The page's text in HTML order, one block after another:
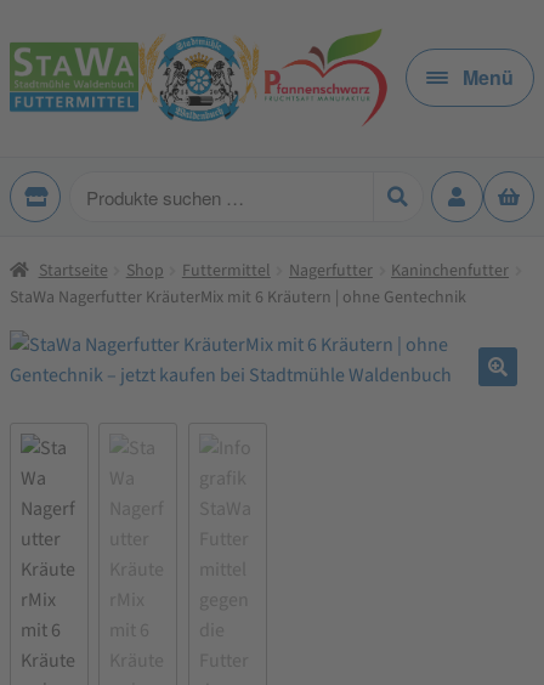
Zur
Navigation
springen
Zum
Inhalt
springen
Menü
Produkte
Startseite Shop Futtermittel Nagerfutter
Kaninchenfutter
StaWa Nagerfutter KräuterMix mit 6 Kräutern | ohne Gentechnik